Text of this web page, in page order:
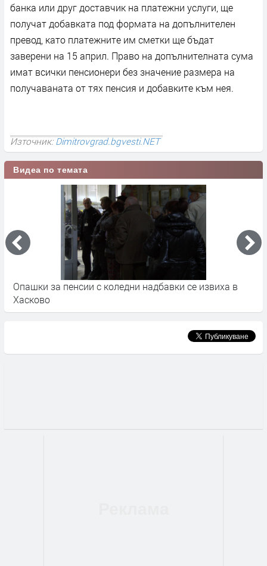
банка или друг доставчик на платежни услуги, ще
получат добавката под формата на допълнителен
превод, като платежните им сметки ще бъдат
заверени на 15 април. Право на допълнителната сума
имат всички пенсионери без значение размера на
получаваната от тях пенсия и добавките към нея.
Източник:Dimitrovgrad.bgvesti.NET
Видеа по темата
Опашки за пенсии с коледни надбавки се извиха в
Хасково